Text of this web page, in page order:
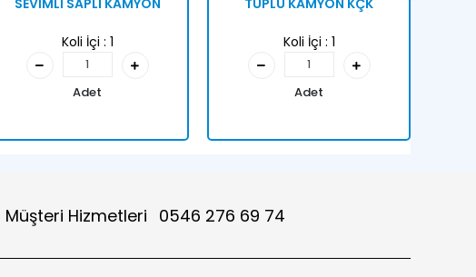
SEVİMLİ SAPLI KAMYON
Koli İçi : 1
Adet
TÜPLÜ KAMYON KÇK
Koli İçi : 1
Adet
Müşteri Hizmetleri 0546 276 69 74